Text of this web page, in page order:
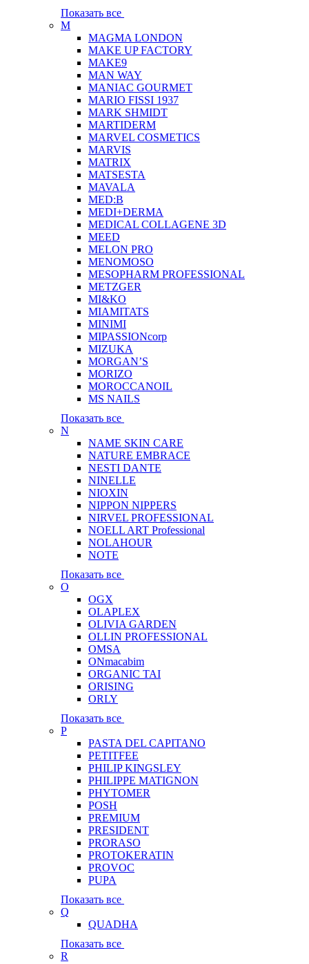
Показать все
M
MAGMA LONDON
MAKE UP FACTORY
MAKE9
MAN WAY
MANIAC GOURMET
MARIO FISSI 1937
MARK SHMIDT
MARTIDERM
MARVEL COSMETICS
MARVIS
MATRIX
MATSESTA
MAVALA
MED:B
MEDI+DERMA
MEDICAL COLLAGENE 3D
MEED
MELON PRO
MENOMOSO
MESOPHARM PROFESSIONAL
METZGER
MI&KO
MIAMITATS
MINIMI
MIPASSIONcorp
MIZUKA
MORGAN’S
MORIZO
MOROCCANOIL
MS NAILS
Показать все
N
NAME SKIN CARE
NATURE EMBRACE
NESTI DANTE
NINELLE
NIOXIN
NIPPON NIPPERS
NIRVEL PROFESSIONAL
NOELL ART Professional
NOLAHOUR
NOTE
Показать все
O
OGX
OLAPLEX
OLIVIA GARDEN
OLLIN PROFESSIONAL
OMSA
ONmacabim
ORGANIC TAI
ORISING
ORLY
Показать все
P
PASTA DEL CAPITANO
PETITFEE
PHILIP KINGSLEY
PHILIPPE MATIGNON
PHYTOMER
POSH
PREMIUM
PRESIDENT
PRORASO
PROTOKERATIN
PROVOC
PUPA
Показать все
Q
QUADHA
Показать все
R